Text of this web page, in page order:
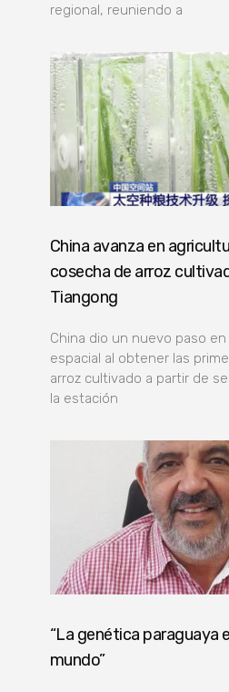
regional, reuniendo a
China avanza en
cosecha de arroz
Tiangong
China dio un nuevo paso
espacial al obtener las
arroz cultivado a partir de
la estación
“La genética paraguaya
mundo”